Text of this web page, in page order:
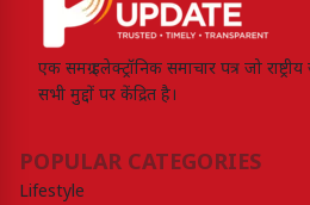
एक समग्र इलेक्ट्रॉनिक समाचार पत्र जो
सभी मुद्दों पर केंद्रित है।
POPULAR CATEGORIES
Lifestyle